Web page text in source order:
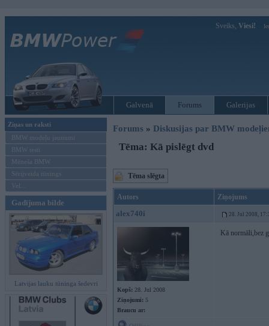
Sveiks, Viesi!
Galvenā Forums Galerijas
Ziņas un raksti
BMW modeļu jaunumi
BMW testi
Mēneša BMW
Sērijveida tūnings
Vel...
Gadījuma bilde
Latvijas lauku tūninga šedevri
Forums » Diskusijas par BMW
Tēma: Kā pislēgt dvd
Tēma slēgta
Autors Ziņojums
alex740i 28. Jul 2008,
Kopš: 28. Jul 2008
Ziņojumi: 5
Braucu ar:
Kā normāli,bez